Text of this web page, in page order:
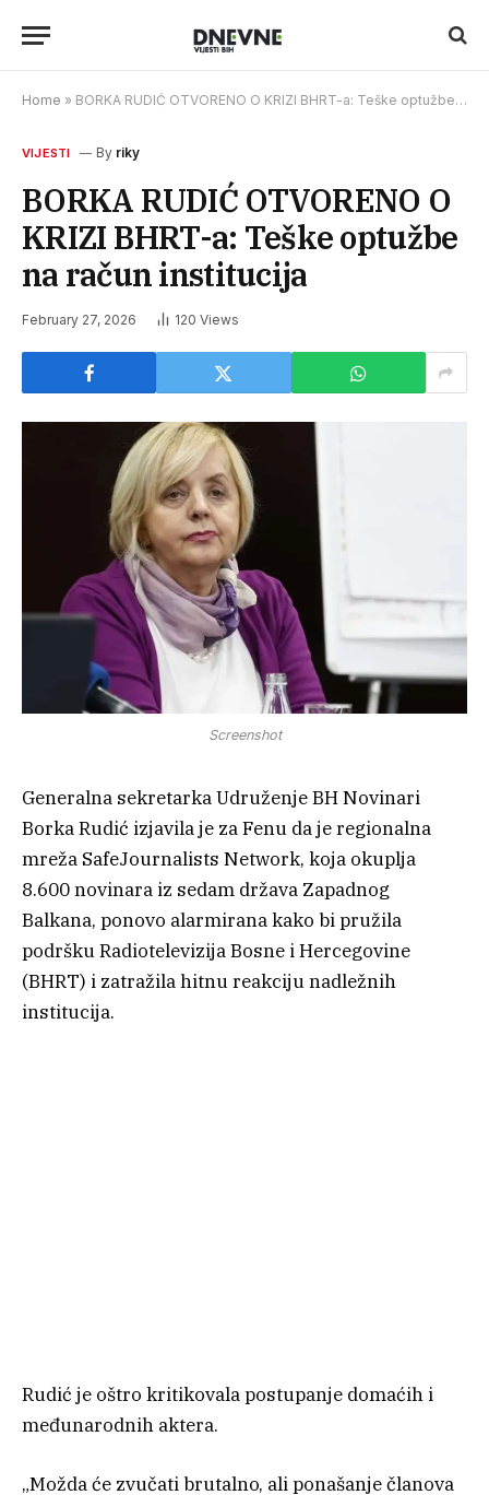
Home » BORKA RUDIĆ OTVORENO O KRIZI BHRT-a: Teške optužbe na račun institucija
VIJESTI By riky
BORKA RUDIĆ OTVORENO O
KRIZI BHRT-a: Teške optužbe
na račun institucija
February 27, 2026 120 Views
Screenshot
Generalna sekretarka Udruženje BH Novinari
Borka Rudić izjavila je za Fenu da je regionalna
mreža SafeJournalists Network, koja okuplja
8.600 novinara iz sedam država Zapadnog
Balkana, ponovo alarmirana kako bi pružila
podršku Radiotelevizija Bosne i Hercegovine
(BHRT) i zatražila hitnu reakciju nadležnih
institucija.
Rudić je oštro kritikovala postupanje domaćih i
međunarodnih aktera.
„Možda će zvučati brutalno, ali ponašanje članova